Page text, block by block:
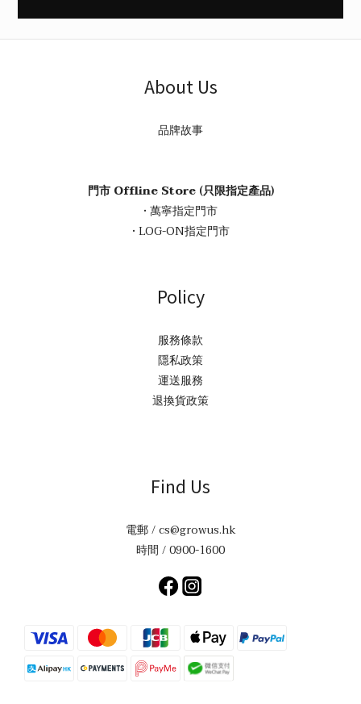
About Us
品牌故事
門市 Offline Store (只限指定產品)
• 萬寧指定門市
• LOG-ON指定門市
Policy
服務條款
隱私政策
運送服務
退換貨政策
Find Us
電郵 / cs@growus.hk
時間 / 0900-1600